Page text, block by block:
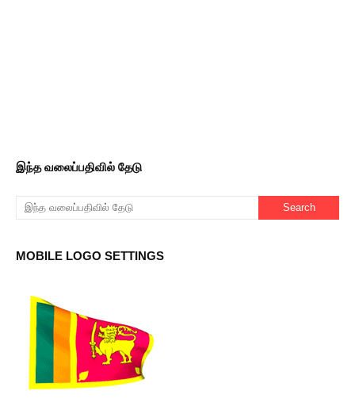
இந்த வலைப்பதிவில் தேடு
MOBILE LOGO SETTINGS